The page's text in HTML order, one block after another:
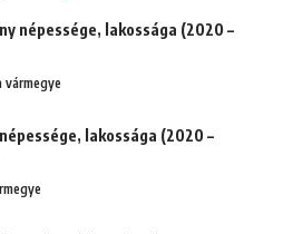
népessége, lakossága (2020 –
vármegye
lakossága (2020 –